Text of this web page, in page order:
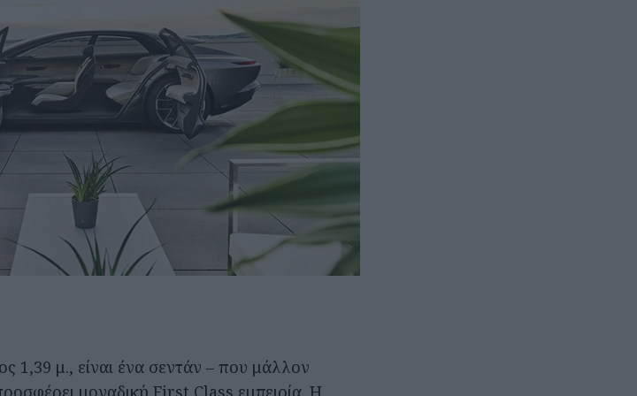
1,39 μ., είναι ένα σεντάν – που μάλλον
μοναδική First Class εμπειρία. Η